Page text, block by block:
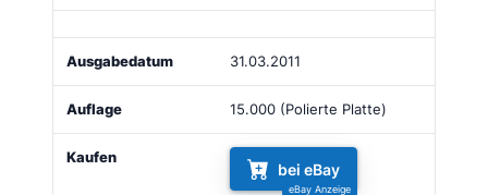
31.03.2011
15.000 (Polierte Platte)
bei eBay